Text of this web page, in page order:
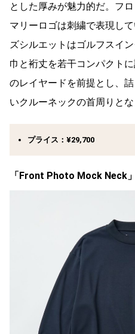
とした厚みが魅力的だ。フ
マリーロゴは刺繍で表現し
ズシルエットはゴルフスイ
巾と裄丈を若干コンパクト
のレイヤードを前提とし、
いクルーネックの首周りとな
プライス：¥29,700
「 Front Photo Mock Neck 」